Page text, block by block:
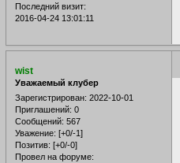
Последний визит:
2016-04-24 13:01:11
wist
Уважаемый клубер
Зарегистрирован: 2022-10-01
Приглашений: 0
Сообщений: 567
Уважение: [+0/-1]
Позитив: [+0/-0]
Провел на форуме: